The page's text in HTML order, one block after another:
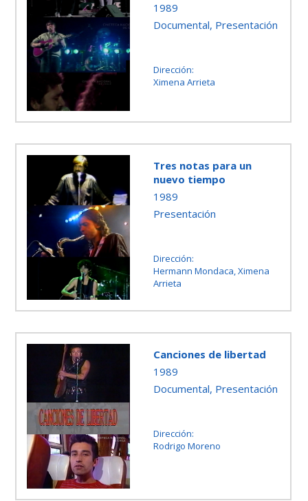
1989
Documental, Presentación
Dirección:
Ximena Arrieta
Tres notas para un
nuevo tiempo
1989
Presentación
Dirección:
Hermann Mondaca, Ximena
Arrieta
Canciones de libertad
1989
Documental, Presentación
Dirección:
Rodrigo Moreno